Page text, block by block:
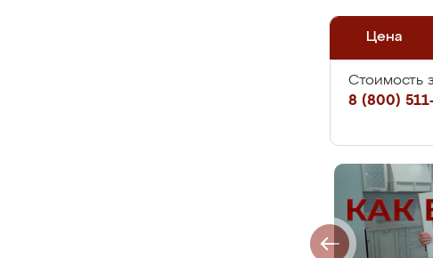
Цена
Стоимость
8 (800)